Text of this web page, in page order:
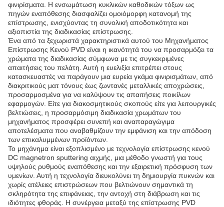
φινιρίσματα. Η ενσωμάτωση κυκλικών καθοδικών τόξων ως
πηγών εναπόθεσης διασφαλίζει ομοιόμορφη κατανομή της
επίστρωσης, ενισχύοντας τη συνολική αποδοτικότητα και
αξιοπιστία της διαδικασίας επίστρωσης.
Ένα από τα ξεχωριστά χαρακτηριστικά αυτού του Μηχανήματος
Επίστρωσης Κενού PVD είναι η ικανότητά του να προσαρμόζει τα
χρώματα της διαδικασίας σύμφωνα με τις συγκεκριμένες
απαιτήσεις του πελάτη. Αυτή η ευελιξία επιτρέπει στους
κατασκευαστές να παράγουν μια ευρεία γκάμα φινιρισμάτων, από
διακριτικούς ματ τόνους έως ζωντανές μεταλλικές αποχρώσεις,
προσαρμοσμένα για να καλύψουν τις απαιτήσεις ποικίλων
εφαρμογών. Είτε για διακοσμητικούς σκοπούς είτε για λειτουργικές
βελτιώσεις, η προσαρμόσιμη διαδικασία χρωμάτων του
μηχανήματος προσφέρει συνεπή και αναπαραγώγιμα
αποτελέσματα που αναβαθμίζουν την εμφάνιση και την απόδοση
των επικαλυμμένων προϊόντων.
Το μηχάνημα είναι εξοπλισμένο με τεχνολογία επίστρωσης κενού
DC magnetron sputtering αιχμής, μια μέθοδο γνωστή για τους
υψηλούς ρυθμούς εναπόθεσης και την εξαιρετική πρόσφυση των
υμενίων. Αυτή η τεχνολογία διευκολύνει τη δημιουργία πυκνών και
χωρίς ατέλειες επιστρώσεων που βελτιώνουν σημαντικά τη
σκληρότητα της επιφάνειας, την αντοχή στη διάβρωση και τις
ιδιότητες φθοράς. Η συνέργεια μεταξύ της επίστρωσης PVD